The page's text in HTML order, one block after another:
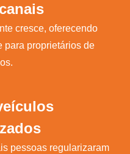
cresce, oferecendo
para proprietários de
pessoas regularizaram